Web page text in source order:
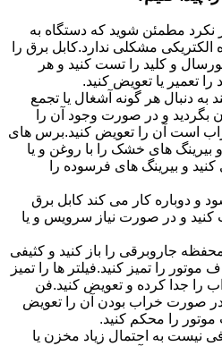
نکرد مطمئن شوید که دستگاه به
مشکلی ندارد.کابل برق را
و کلید را تست کنید و هر
تعمیر یا تعویض کنید.
به دنبال هر گونه آشغال یا تجمع
بگردید و در صورت وجود آن را
است آن را تعویض کنید.برس های
بیرینگ های خشک را با روغن و یا
و بیرینگ های فرسوده را
و دوباره کار می کند کابل برق
کنید و در صورت نیاز سرویس و یا
جاروبرقی را باز کنید و کثیفی
را تمیز کنید.فیلتر ها را تمیز
را جدا کرده و تعویض کنید.فن
در صورت خراب بودن آن را تعویض
را محکم کنید.
نیست به احتمال زیاد مخزن یا